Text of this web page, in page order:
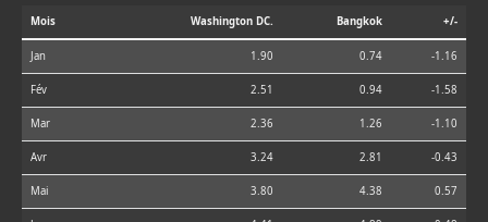
Mois Washington DC. Bangkok +/-
Jan 1.90 0.74 -1.16
Fév 2.51 0.94 -1.58
Mar 2.36 1.26 -1.10
Avr 3.24 2.81 -0.43
Mai 3.80 4.38 0.57